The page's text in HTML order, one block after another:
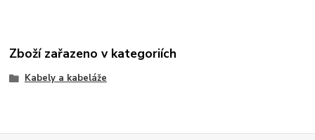
Zboží zařazeno v kategoriích
Kabely a kabeláže